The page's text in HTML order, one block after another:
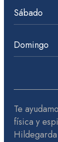
Te
física y
Sábado
Domingo